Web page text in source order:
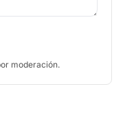
moderación.